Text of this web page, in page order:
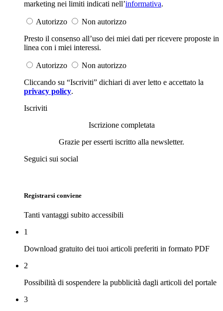
marketing nei limiti indicati nell’informativa.
Autorizzo
Non autorizzo
Presto il consenso all’uso dei miei dati per ricevere proposte in
linea con i miei interessi.
Autorizzo
Non autorizzo
Cliccando su “Iscriviti” dichiari di aver letto e accettato la
privacy policy.
Iscriviti
Iscrizione completata
Grazie per esserti iscritto alla newsletter.
Seguici sui social
Registrarsi conviene
Tanti vantaggi subito accessibili
1
Download gratuito dei tuoi articoli preferiti in formato PDF
2
Possibilità di sospendere la pubblicità dagli articoli del portale
3